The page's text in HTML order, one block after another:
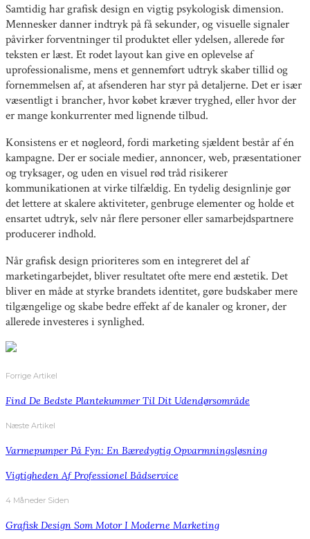
Samtidig har grafisk design en vigtig psykologisk dimension.
Mennesker danner indtryk på få sekunder, og visuelle signaler
påvirker forventninger til produktet eller ydelsen, allerede før
teksten er læst. Et rodet layout kan give en oplevelse af
uprofessionalisme, mens et gennemført udtryk skaber tillid og
fornemmelsen af, at afsenderen har styr på detaljerne. Det er især
væsentligt i brancher, hvor købet kræver tryghed, eller hvor der
er mange konkurrenter med lignende tilbud.
Konsistens er et nøgleord, fordi marketing sjældent består af én
kampagne. Der er sociale medier, annoncer, web, præsentationer
og tryksager, og uden en visuel rød tråd risikerer
kommunikationen at virke tilfældig. En tydelig designlinje gør
det lettere at skalere aktiviteter, genbruge elementer og holde et
ensartet udtryk, selv når flere personer eller samarbejdspartnere
producerer indhold.
Når grafisk design prioriteres som en integreret del af
marketingarbejdet, bliver resultatet ofte mere end æstetik. Det
bliver en måde at styrke brandets identitet, gøre budskaber mere
tilgængelige og skabe bedre effekt af de kanaler og kroner, der
allerede investeres i synlighed.
Forrige Artikel
Find De Bedste Plantekummer Til Dit Udendørsområde
Næste Artikel
Varmepumper På Fyn: En Bæredygtig Opvarmningsløsning
Vigtigheden Af Professionel Bådservice
4 Måneder Siden
Grafisk Design Som Motor I Moderne Marketing